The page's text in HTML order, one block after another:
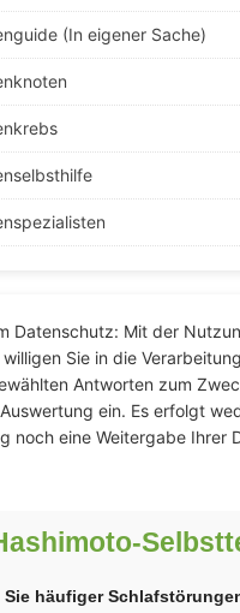
(In eigener Sache)
Datenschutz: Mit der
Sie in die
Antworten zum
ein. Es erfolgt
noch eine Weitergabe Ihrer
Sie häufiger